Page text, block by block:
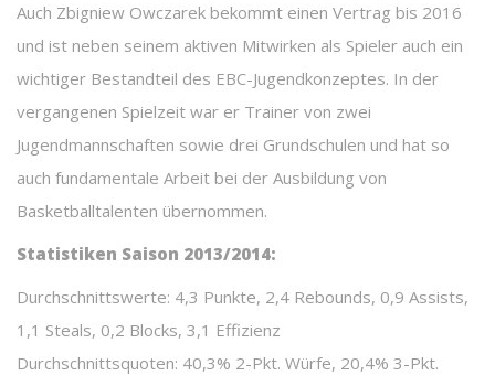
Auch Zbigniew Owczarek bekommt einen Vertrag bis 2016
und ist neben seinem aktiven Mitwirken als Spieler auch ein
wichtiger Bestandteil des EBC-Jugendkonzeptes. In der
vergangenen Spielzeit war er Trainer von zwei
Jugendmannschaften sowie drei Grundschulen und hat so
auch fundamentale Arbeit bei der Ausbildung von
Basketballtalenten übernommen.
Statistiken Saison 2013/2014:
Durchschnittswerte: 4,3 Punkte, 2,4 Rebounds, 0,9 Assists,
1,1 Steals, 0,2 Blocks, 3,1 Effizienz
Durchschnittsquoten: 40,3% 2-Pkt. Würfe, 20,4% 3-Pkt.